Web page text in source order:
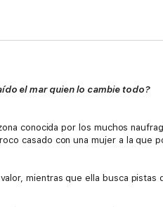
el mar quien lo cambie todo?
conocida por los muchos
casado con una mujer a la que
mientras que ella busca